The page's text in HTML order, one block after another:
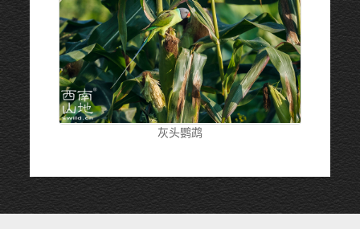
灰头鹦鹉